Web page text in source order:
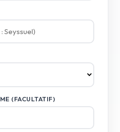
(FACULTATIF)